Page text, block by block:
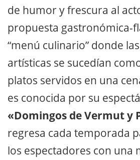
de humor y frescura al
propuesta gastronómica-
“menú culinario” donde
artísticas se sucedían
platos servidos en una
es conocida por su
«Domingos de Vermut y
regresa cada temporada
los espectadores con una